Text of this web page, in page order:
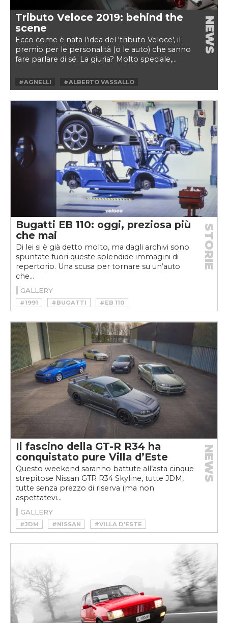
Tributo Veloce 2019: behind the
scene
Ecco come è nata l'idea del 'tributo Veloce', il
premio per le personalità (o le auto) che sanno
fare parlare di sé. La giuria? Molto speciale,...
NEWS
#AGNELLI
#ALBERTO VASSALLO
#COUNTACH
#FILM
#HORACIO PAGANI
#MIKE ROBINSON
#MILANO AUTOCLASSICA
#TRIBUTO VELOCE
#VELOCE
#ZONDA
Bugatti EB 110: oggi, preziosa più
che mai
Di lei si è già detto molto, ma dagli archivi sono
spuntate fuori queste splendide immagini di
repertorio. Una scusa per tornare su un’auto
che...
STORIE
GALLERY
#1991 #BUGATTI
#EB 110
#HYPERCAR
#SUPERCAR #VINTAGE
Il fascino della GT-R R34 ha
conquistato pure Villa d’Este
Questo weekend saranno battute all’asta cinque
strepitose Nissan GTR R34 Skyline, tutte JDM,
tutte senza prezzo di riserva (ma non
aspettatevi...
NEWS
GALLERY
#JDM #NISSAN #VILLA D'ESTE